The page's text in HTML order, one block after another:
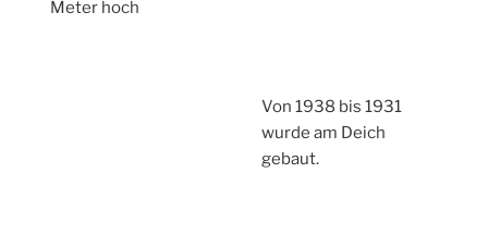
Meter hoch
Von 1938 bis 1931
wurde am Deich
gebaut.